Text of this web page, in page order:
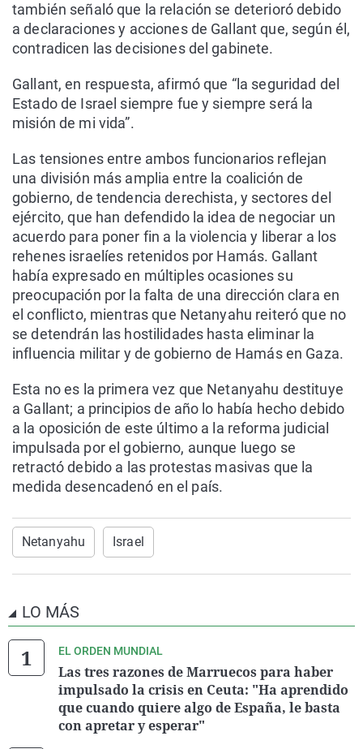
también señaló que la relación se deterioró debido
a declaraciones y acciones de Gallant que, según él,
contradicen las decisiones del gabinete.
Gallant, en respuesta, afirmó que “la seguridad del
Estado de Israel siempre fue y siempre será la
misión de mi vida”.
Las tensiones entre ambos funcionarios reflejan
una división más amplia entre la coalición de
gobierno, de tendencia derechista, y sectores del
ejército, que han defendido la idea de negociar un
acuerdo para poner fin a la violencia y liberar a los
rehenes israelíes retenidos por Hamás. Gallant
había expresado en múltiples ocasiones su
preocupación por la falta de una dirección clara en
el conflicto, mientras que Netanyahu reiteró que no
se detendrán las hostilidades hasta eliminar la
influencia militar y de gobierno de Hamás en Gaza.
Esta no es la primera vez que Netanyahu destituye
a Gallant; a principios de año lo había hecho debido
a la oposición de este último a la reforma judicial
impulsada por el gobierno, aunque luego se
retractó debido a las protestas masivas que la
medida desencadenó en el país.
Netanyahu Israel
LO MÁS
EL ORDEN MUNDIAL
Las tres razones de Marruecos para haber
impulsado la crisis en Ceuta: "Ha aprendido
que cuando quiere algo de España, le basta
con apretar y esperar"